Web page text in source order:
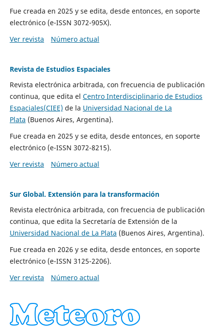
Fue creada en 2025 y se edita, desde entonces, en soporte
electrónico (e-ISSN 3072-905X).
Ver revista
Número actual
Revista de Estudios Espaciales
Revista electrónica arbitrada, con frecuencia de publicación
continua, que edita el Centro Interdisciplinario de Estudios
Espaciales(CIEE) de la Universidad Nacional de La
Plata (Buenos Aires, Argentina).
Fue creada en 2025 y se edita, desde entonces, en soporte
electrónico (e-ISSN 3072-8215).
Ver revista
Número actual
Sur Global. Extensión para la transformación
Revista electrónica arbitrada, con frecuencia de publicación
continua, que edita la Secretaría de Extensión de la
Universidad Nacional de La Plata (Buenos Aires, Argentina).
Fue creada en 2026 y se edita, desde entonces, en soporte
electrónico (e-ISSN 3125-2206).
Ver revista
Número actual